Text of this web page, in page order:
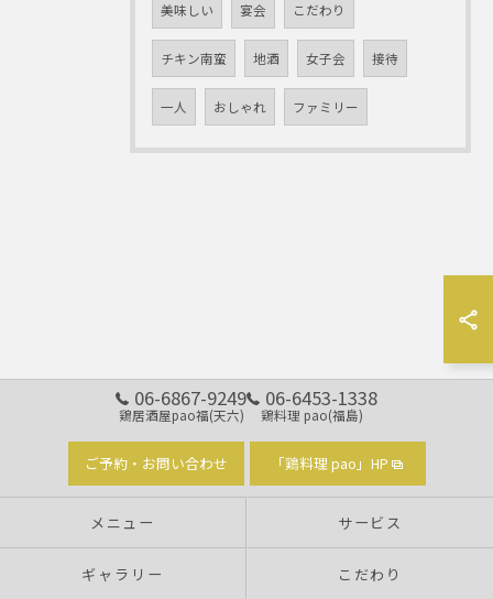
美味しい 宴会 こだわり
チキン南蛮 地酒 女子会 接待
一人 おしゃれ ファミリー
06-6867-9249
鶏居酒屋pao福(天六)
06-6453-1338
鶏料理 pao(福島)
ご予約・お問い合わせ 「鶏料理 pao」HP
メニュー サービス
ギャラリー こだわり